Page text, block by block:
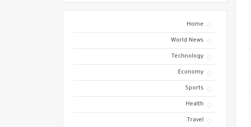
Home
World News
Technology
Economy
Sports
Health
Travel